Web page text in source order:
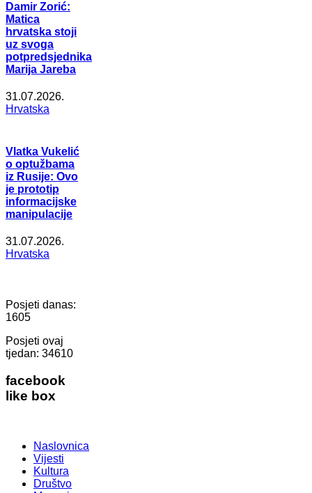
Damir Zorić:
Matica
hrvatska stoji
uz svoga
potpredsjednika
Marija Jareba
31.07.2026.
Hrvatska
Vlatka Vukelić
o optužbama
iz Rusije: Ovo
je prototip
informacijske
manipulacije
31.07.2026.
Hrvatska
Posjeti danas:
1605
Posjeti ovaj
tjedan: 34610
facebook
like box
Naslovnica
Vijesti
Kultura
Društvo